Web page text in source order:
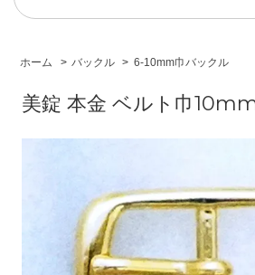
ホーム > バックル > 6-10mm巾バックル
美錠 本金 ベルト巾